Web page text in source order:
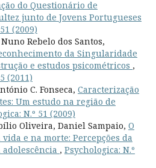
do Questionário de
junto de Jovens Portugueses
(2009)
Rebelo dos Santos,
da Singularidade
e estudos psicométricos ,
(2011)
C. Fonseca, Caracterização
Um estudo na região de
N.º 51 (2009)
Oliveira, Daniel Sampaio, O
e na morte: Percepções da
, Psychologica: N.º